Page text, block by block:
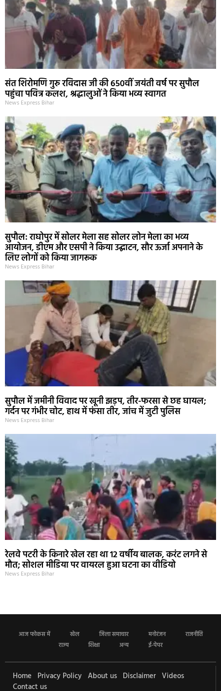
संत शिरोमणि गुरु रविदास जी की 650वीं जयंती वर्ष पर सुपौल
पहुंचा पवित्र कलश, श्रद्धालुओं ने किया भव्य स्वागत
News Express Bihar
सुपौल: राघोपुर में सोलर मेला सह सोलर लोन मेला का भव्य
आयोजन, डीएम और एसपी ने किया उद्घाटन, सौर ऊर्जा अपनाने के
लिए लोगों को किया जागरूक
News Express Bihar
सुपौल में जमीनी विवाद पर खूनी झड़प, तीर-फरसा से छह घायल;
गर्दन पर गंभीर चोट, हाथ में फंसा तीर, जांच में जुटी पुलिस
News Express Bihar
रेलवे पटरी के किनारे खेल रहा था 12 वर्षीय बालक, करंट लगने से
मौत; सोशल मीडिया पर वायरल हुआ घटना का वीडियो
News Express Bihar
आज फोकस में खेल जिला समाचार मनोरंजन
राजनीति
राज्य
शिक्षा अन्य ई-पेपर
Home Privacy Policy About us Disclaimer Videos
Contact us